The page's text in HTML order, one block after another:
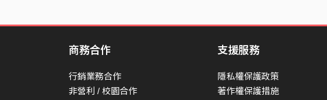
商務合作
行銷業務合作
非營利 / 校園合作
支援服務
隱私權保護政策
著作權保護措施